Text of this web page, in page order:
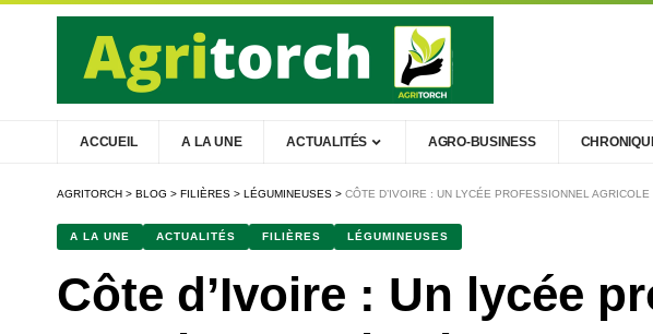
ACCUEIL A LA UNE ACTUALITÉS AGRO-BUSINESS
AGRITORCH > BLOG > FILIÈRES > LÉGUMINEUSES > CÔTE D’IVOIRE : UN LYCÉE PROFESSIONNEL
A LA UNE ACTUALITÉS FILIÈRES LÉGUMINEUSES
Côte d’Ivoire : Un lycée